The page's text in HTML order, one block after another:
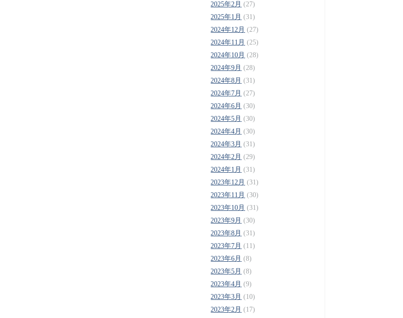
2025年2月 (27)
2025年1月 (31)
2024年12月 (27)
2024年11月 (25)
2024年10月 (28)
2024年9月 (28)
2024年8月 (31)
2024年7月 (27)
2024年6月 (30)
2024年5月 (30)
2024年4月 (30)
2024年3月 (31)
2024年2月 (29)
2024年1月 (31)
2023年12月 (31)
2023年11月 (30)
2023年10月 (31)
2023年9月 (30)
2023年8月 (31)
2023年7月 (11)
2023年6月 (8)
2023年5月 (8)
2023年4月 (9)
2023年3月 (10)
2023年2月 (17)